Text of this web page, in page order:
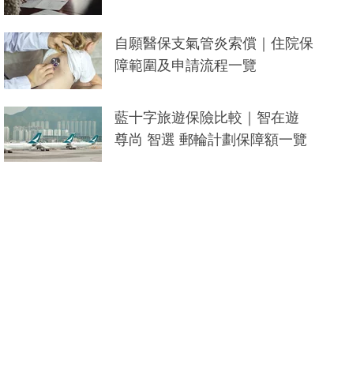
自願醫保支氣管炎索償｜住院保
障範圍及申請流程一覽
藍十字旅遊保險比較｜智在遊
尊尚 智選 郵輪計劃保障額一覽